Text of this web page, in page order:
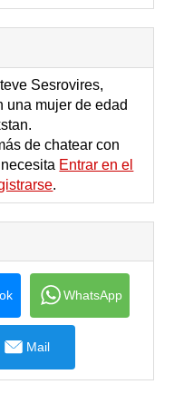
Sesrovires,
una mujer de edad
de chatear con
Entrar en el
.
WhatsApp
Mail